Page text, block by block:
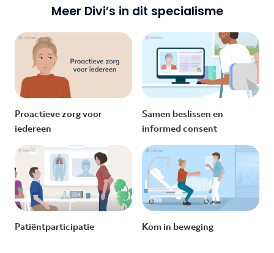
Meer Divi’s in dit specialisme
Proactieve zorg voor
iedereen
Samen beslissen en
informed consent
Patiëntparticipatie Kom in beweging